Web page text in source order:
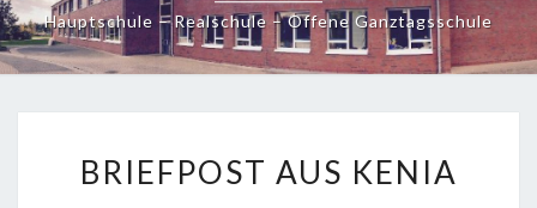
Hauptschule – Realschule – Offene Ganztagsschule
AUS
BRIEFPOST AUS KENIA